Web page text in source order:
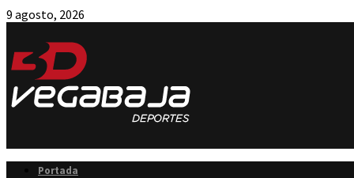
9 agosto, 2026
Portada